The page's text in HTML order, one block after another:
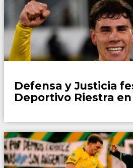
Defensa y Justicia
Deportivo Riestra